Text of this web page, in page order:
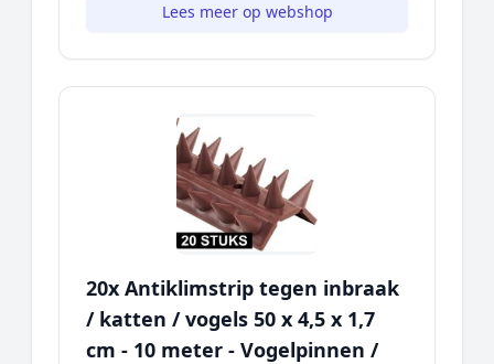
Lees meer op webshop
20x Antiklimstrip tegen inbraak
/ katten / vogels 50 x 4,5 x 1,7
cm - 10 meter - Vogelpinnen /